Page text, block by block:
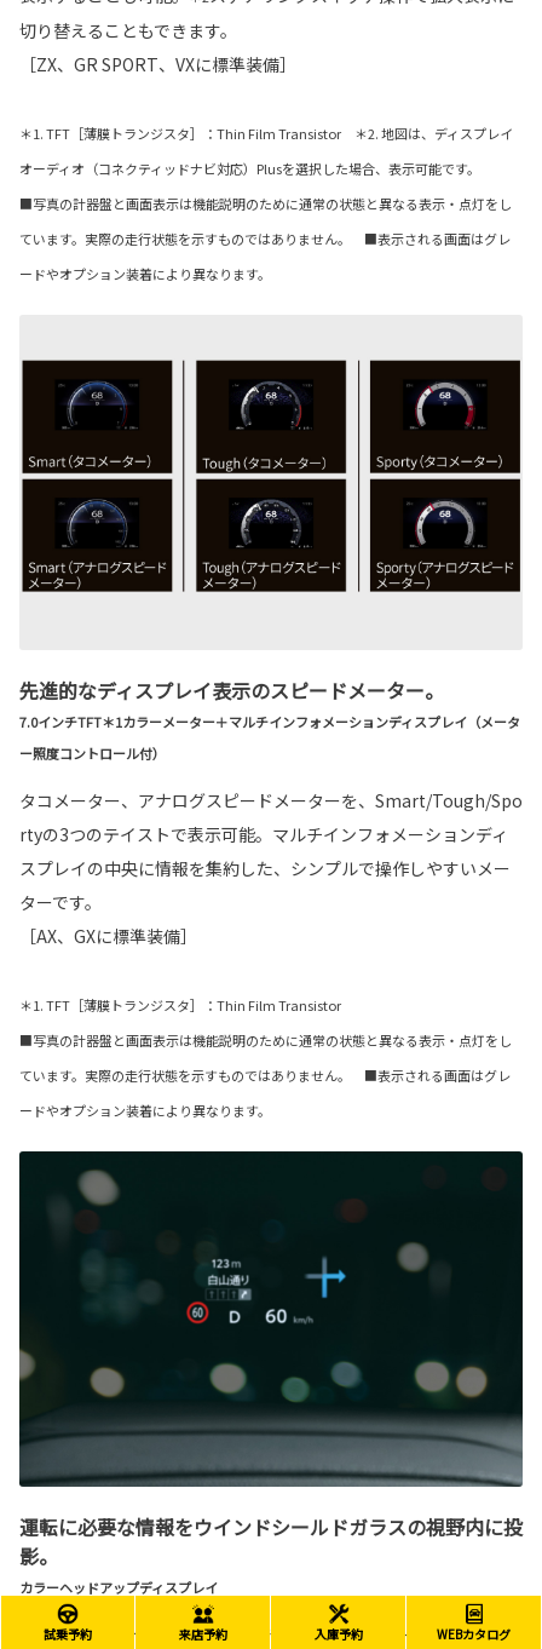
切り替えることもできます。
［ZX、GR SPORT、VXに標準装備］
＊1. TFT［薄膜トランジスタ］：Thin Film Transistor ＊2. 地図は、ディスプレイ
オーディオ（コネクティッドナビ対応）Plusを選択した場合、表示可能です。
■写真の計器盤と画面表示は機能説明のために通常の状態と異なる表示・点灯をし
ています。実際の走行状態を示すものではありません。 ■表示される画面はグレ
ードやオプション装着により異なります。
先進的なディスプレイ表示のスピードメーター。
7.0インチTFT＊1カラーメーター＋マルチインフォメーションディスプレイ（メータ
ー照度コントロール付）
タコメーター、アナログスピードメーターを、Smart/Tough/Spo
rtyの3つのテイストで表示可能。マルチインフォメーションディ
スプレイの中央に情報を集約した、シンプルで操作しやすいメー
ターです。
［AX、GXに標準装備］
＊1. TFT［薄膜トランジスタ］：Thin Film Transistor
■写真の計器盤と画面表示は機能説明のために通常の状態と異なる表示・点灯をし
ています。実際の走行状態を示すものではありません。 ■表示される画面はグレ
ードやオプション装着により異なります。
運転に必要な情報をウインドシールドガラスの視野内に投
影。
カラーヘッドアップディスプレイ
運転シーンに合わせて切り替えできる3つの表示モード（フル/ス
試乗予約 来店予約 入庫予約 WEBカタログ